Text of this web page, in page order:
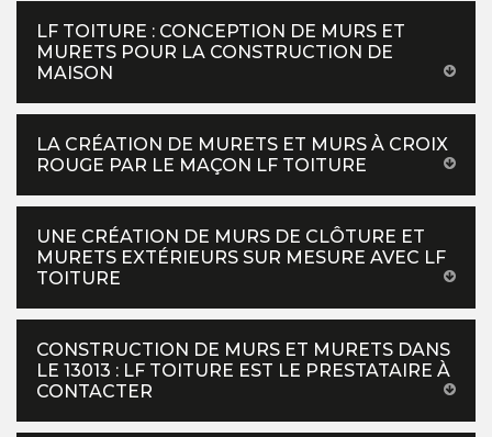
LF TOITURE : CONCEPTION DE MURS ET
MURETS POUR LA CONSTRUCTION DE
MAISON
LA CRÉATION DE MURETS ET MURS À CROIX
ROUGE PAR LE MAÇON LF TOITURE
UNE CRÉATION DE MURS DE CLÔTURE ET
MURETS EXTÉRIEURS SUR MESURE AVEC LF
TOITURE
CONSTRUCTION DE MURS ET MURETS DANS
LE 13013 : LF TOITURE EST LE PRESTATAIRE À
CONTACTER